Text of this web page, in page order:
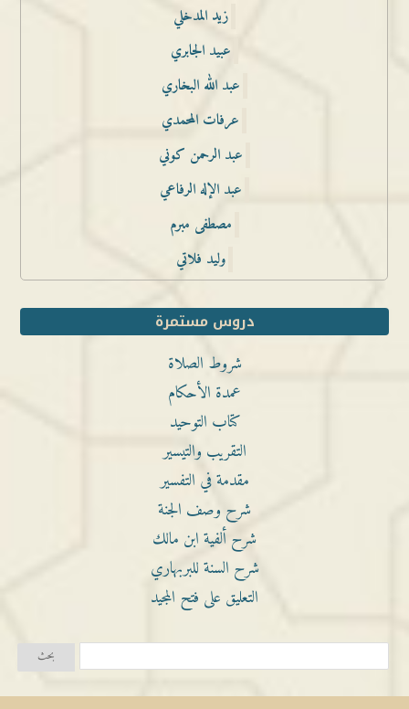
زيد المدخلي
عبيد الجابري
عبد الله البخاري
عرفات المحمدي
عبد الرحمن كوني
عبد الإله الرفاعي
مصطفى مبرم
وليد فلاتي
دروس مستمرة
شروط الصلاة
عمدة الأحكام
كتاب التوحيد
التقريب والتيسير
مقدمة في التفسير
شرح وصف الجنة
شرح ألفية ابن مالك
شرح السنة للبربهاري
التعليق على فتح المجيد